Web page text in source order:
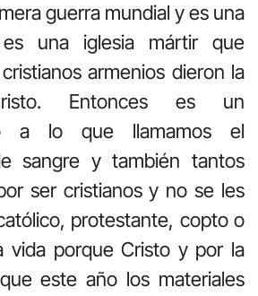
guerra mundial y es una
una iglesia mártir que
armenios dieron la
Entonces es un
a lo que llamamos el
sangre y también tantos
ser cristianos y no se les
protestante, copto o
vida porque Cristo y por la
este año los materiales